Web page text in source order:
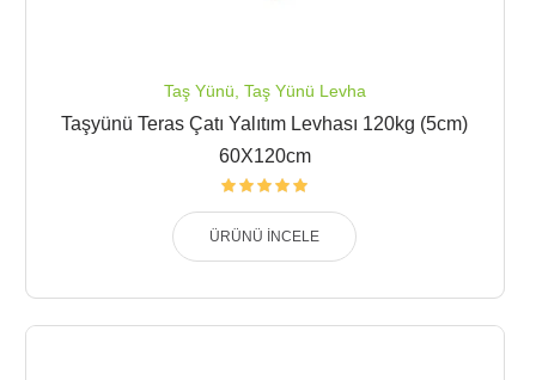
Taş Yünü Taş Yünü Levha
Taşyünü Teras Çatı Yalıtım Levhası 120kg (5cm)
60X120cm
ÜRÜNÜ İNCELE